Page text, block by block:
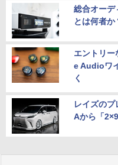
総合オーデ
とは何者か
エントリ
e Audioワ
く
レイズの
Aから「